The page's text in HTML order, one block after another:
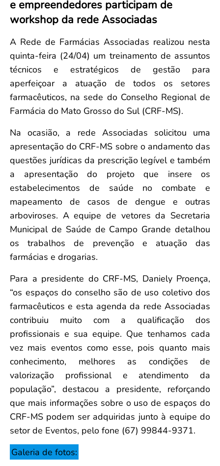
Convenção Coletiva 2025/2026 – Piso salarial Farmácias e Drogaria
Consulta de Farmacêuticos e Estabelecimentos Inscritos no CRF/MS
Saúde Pública e Indígena
Calendário Eleitoral
Candidatos
Votação
Dúvidas Frequentes
Eleições Anteriores
e empreendedores participam de
workshop da rede Associadas
A Rede de Farmácias Associadas realizou nesta
quinta-feira (24/04) um treinamento de assuntos
técnicos e estratégicos de gestão para
aperfeiçoar a atuação de todos os setores
farmacêuticos, na sede do Conselho Regional de
Farmácia do Mato Grosso do Sul (CRF-MS).
Na ocasião, a rede Associadas solicitou uma
apresentação do CRF-MS sobre o andamento das
questões jurídicas da prescrição legível e também
a apresentação do projeto que insere os
estabelecimentos de saúde no combate e
mapeamento de casos de dengue e outras
arboviroses. A equipe de vetores da Secretaria
Municipal de Saúde de Campo Grande detalhou
os trabalhos de prevenção e atuação das
farmácias e drogarias.
Para a presidente do CRF-MS, Daniely Proença,
“os espaços do conselho são de uso coletivo dos
farmacêuticos e esta agenda da rede Associadas
contribuiu muito com a qualificação dos
profissionais e sua equipe. Que tenhamos cada
vez mais eventos como esse, pois quanto mais
conhecimento, melhores as condições de
valorização profissional e atendimento da
população”, destacou a presidente, reforçando
que mais informações sobre o uso de espaços do
CRF-MS podem ser adquiridas junto à equipe do
setor de Eventos, pelo fone (67) 99844-9371.
Galeria de fotos: